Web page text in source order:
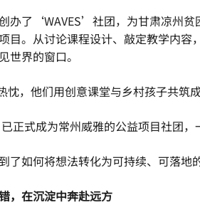
办了‘WAVES’社团，为甘肃凉州
目。从讨论课程设计、敲定教学内
世界的窗口。
忱，他们用创意课堂与乡村孩子共筑
正式成为常州威雅的公益项目社团，
了如何将想法转化为可持续、可落
，在沉淀中奔赴远方